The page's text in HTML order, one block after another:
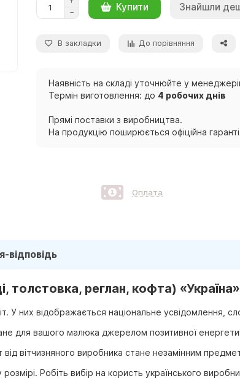
Купити Знайшли
В закладки До порівняння
Наявність на складі уточнюйте у
Термін виготовлення: до 4 робочих днів
Прямі поставки з виробництва.
На продукцію поширюється офіційна
Оплата
відповідь
толстовка, реглан, кофта) «Україна»
У них відображається національне усвідомлення,
для вашого малюка джерелом позитивної
від вітчизняного виробника стане незамінним
Робіть вибір на користь українського